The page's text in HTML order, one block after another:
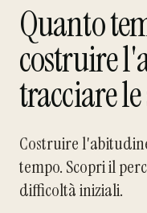
Quanto
costruire
tracciare le
Costruire
tempo. Scopri il
difficoltà iniziali.